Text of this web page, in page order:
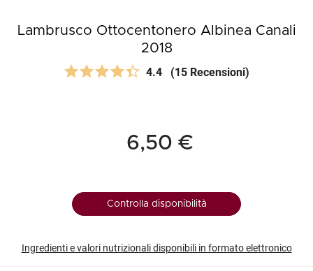
Lambrusco Ottocentonero Albinea Canali
2018
4.4 (15 Recensioni)
6,50 €
Controlla disponibilità
Ingredienti e valori nutrizionali disponibili in formato elettronico